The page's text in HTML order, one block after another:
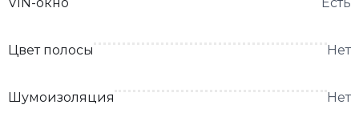
Цвет полосы Нет
Шумоизоляция Нет